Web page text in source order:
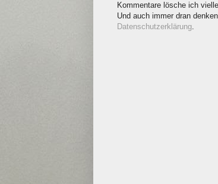
Kommentare lösche ich
Und auch immer dran
Datenschutzerklärung.